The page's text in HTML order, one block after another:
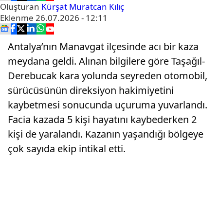
Oluşturan Kürşat Muratcan Kılıç
Eklenme 26.07.2026 - 12:11
Antalya’nın Manavgat ilçesinde acı bir kaza
meydana geldi. Alınan bilgilere göre Taşağıl-
Derebucak kara yolunda seyreden otomobil,
sürücüsünün direksiyon hakimiyetini
kaybetmesi sonucunda uçuruma yuvarlandı.
Facia kazada 5 kişi hayatını kaybederken 2
kişi de yaralandı. Kazanın yaşandığı bölgeye
çok sayıda ekip intikal etti.